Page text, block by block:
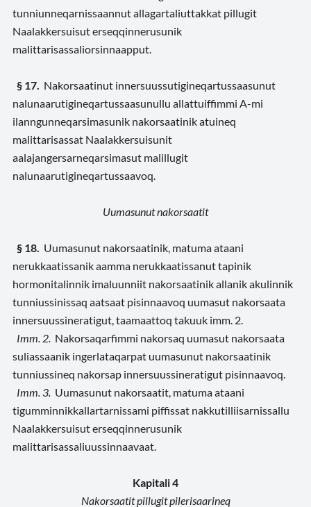
tunniunneqarnissaannut allagartaliuttakkat pillugit
Naalakkersuisut erseqqinnerusunik
malittarisassaliorsinnaapput.
§ 17. Nakorsaatinut innersuussutigineqartussaasunut
nalunaarutigineqartussaasunullu allattuiffimmi A-mi
ilanngunneqarsimasunik nakorsaatinik atuineq
malittarisassat Naalakkersuisunit
aalajangersarneqarsimasut malillugit
nalunaarutigineqartussaavoq.
Uumasunut nakorsaatit
§ 18. Uumasunut nakorsaatinik, matuma ataani
nerukkaatissanik aamma nerukkaatissanut tapinik
hormonitalinnik imaluunniit nakorsaatinik allanik akulinnik
tunniussinissaq aatsaat pisinnaavoq uumasut nakorsaata
innersuussineratigut, taamaattoq takuuk imm. 2.
Imm. 2. Nakorsaqarfimmi nakorsaq uumasut nakorsaata
suliassaanik ingerlataqarpat uumasunut nakorsaatinik
tunniussineq nakorsap innersuussineratigut pisinnaavoq.
Imm. 3. Uumasunut nakorsaatit, matuma ataani
tigumminnikkallartarnissami piffissat nakkutilliisarnissallu
Naalakkersuisut erseqqinnerusunik
malittarisassaliuussinnaavaat.
Kapitali 4
Nakorsaatit pillugit pilerisaarineq